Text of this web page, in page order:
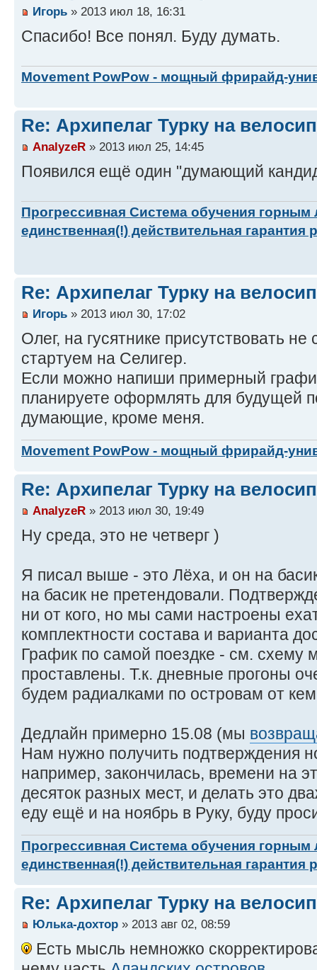
Игорь » 2013 июл 18, 16:31
Спасибо! Все понял. Буду думать.
Movement PowPow - мощный фрирайд-
Re: Архипелаг Турку на
AnalyzeR » 2013 июл 25, 14:45
Появился ещё один "думающий
Прогрессивная Система обучения
единственная(!) действительная гарантия
Re: Архипелаг Турку на
Игорь » 2013 июл 30, 17:02
Олег, на гусятнике присутствовать не
стартуем на Селигер.
Если можно напиши примерный
планируете оформлять для будущей
думающие, кроме меня.
Movement PowPow - мощный фрирайд-
Re: Архипелаг Турку на
AnalyzeR » 2013 июл 30, 19:49
Ну среда, это не четверг )
Я писал выше - это Лёха, и он на
на басик не претендовали.
ни от кого, но мы сами настроены
комплектности состава и варианта
График по самой поездке - см. схему
проставлены. Т.к. дневные прогоны
будем радиалками по островам от
Дедлайн примерно 15.08 (мы
Нам нужно получить подтверждения
например, закончилась, времени на
десяток разных мест, и делать это
еду ещё и на ноябрь в Руку, буду
Прогрессивная Система обучения
единственная(!) действительная гарантия
Re: Архипелаг Турку на
Юлька-дохтор » 2013 авг 02, 08:59
Есть мысль немножко